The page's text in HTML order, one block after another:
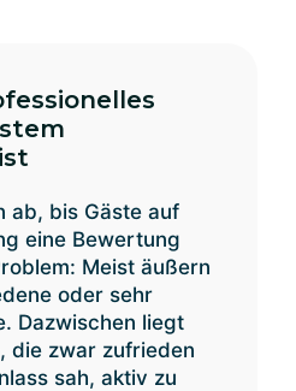
ab, bis Gäste auf
eine Bewertung
Meist äußern
oder sehr
Dazwischen liegt
die zwar zufrieden
sah, aktiv zu